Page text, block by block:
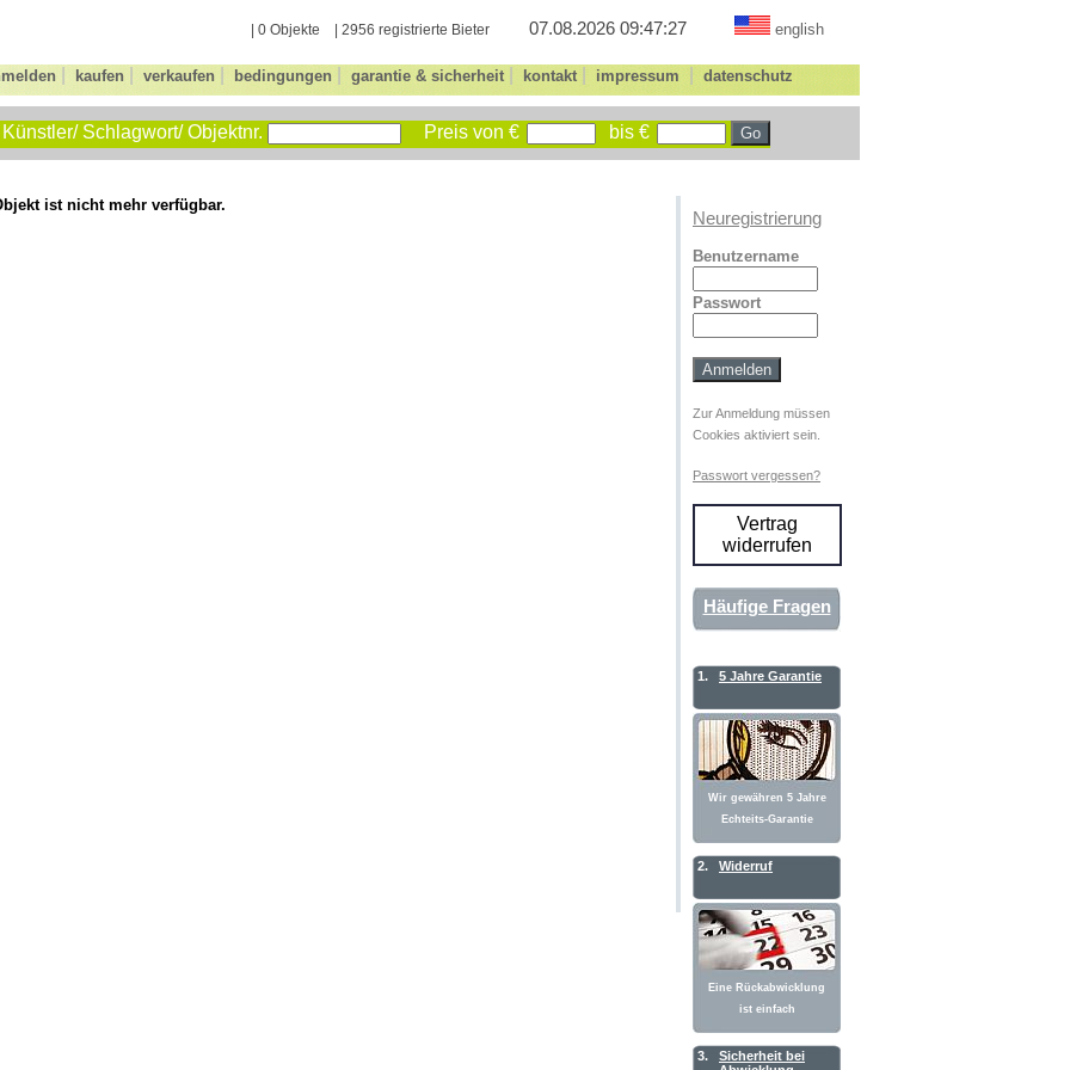
| 0 Objekte | 2956 registrierte Bieter 07.08.2026 09:47:27 english
kaufen verkaufen bedingungen garantie & sicherheit kontakt impressum datenschutz
Künstler/ Schlagwort/ Objektnr. Preis von € bis €
ist nicht mehr verfügbar.
Neuregistrierung
Benutzername
Passwort
Zur Anmeldung müssen
Cookies aktiviert sein.
Passwort vergessen?
Vertrag
widerrufen
Häufige Fragen
1. 5 Jahre Garantie
Wir gewähren 5 Jahre
Echteits-Garantie
2. Widerruf
Eine Rückabwicklung
ist einfach
3.
Sicherheit bei